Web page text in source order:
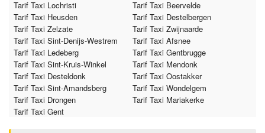
Tarif Taxi Lochristi
Tarif Taxi Beervelde
Tarif Taxi Heusden
Tarif Taxi Destelbergen
Tarif Taxi Zelzate
Tarif Taxi Zwijnaarde
Tarif Taxi Sint-Denijs-Westrem
Tarif Taxi Afsnee
Tarif Taxi Ledeberg
Tarif Taxi Gentbrugge
Tarif Taxi Sint-Kruis-Winkel
Tarif Taxi Mendonk
Tarif Taxi Desteldonk
Tarif Taxi Oostakker
Tarif Taxi Sint-Amandsberg
Tarif Taxi Wondelgem
Tarif Taxi Drongen
Tarif Taxi Mariakerke
Tarif Taxi Gent